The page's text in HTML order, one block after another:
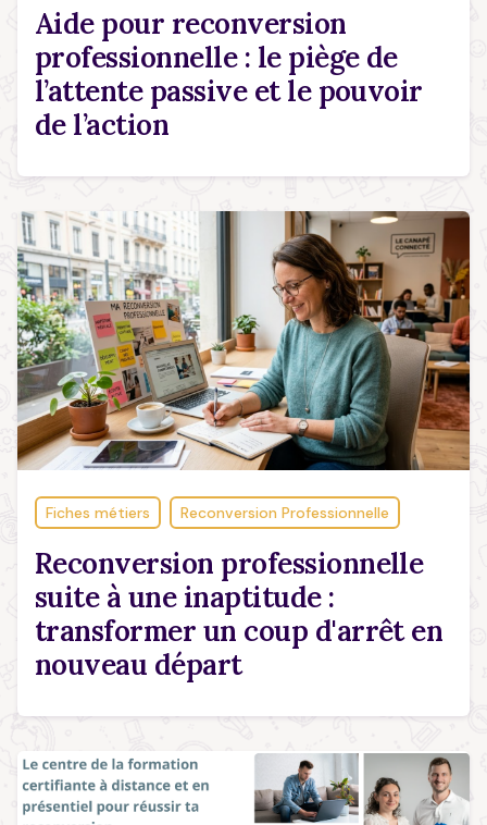
Aide pour reconversion
professionnelle : le piège de
l’attente passive et le pouvoir
de l’action
Fiches métiers Reconversion Professionnelle
Reconversion professionnelle
suite à une inaptitude :
transformer un coup d'arrêt en
nouveau départ